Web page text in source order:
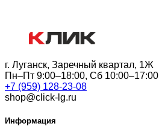
г. Луганск, Заречный квартал, 1Ж
Пн–Пт 9:00–18:00, Сб 10:00–17:00
+7 (959) 128-23-08
shop@click-lg.ru
Информация